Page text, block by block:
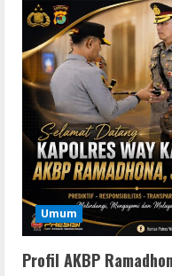
Umum
Profil AKBP